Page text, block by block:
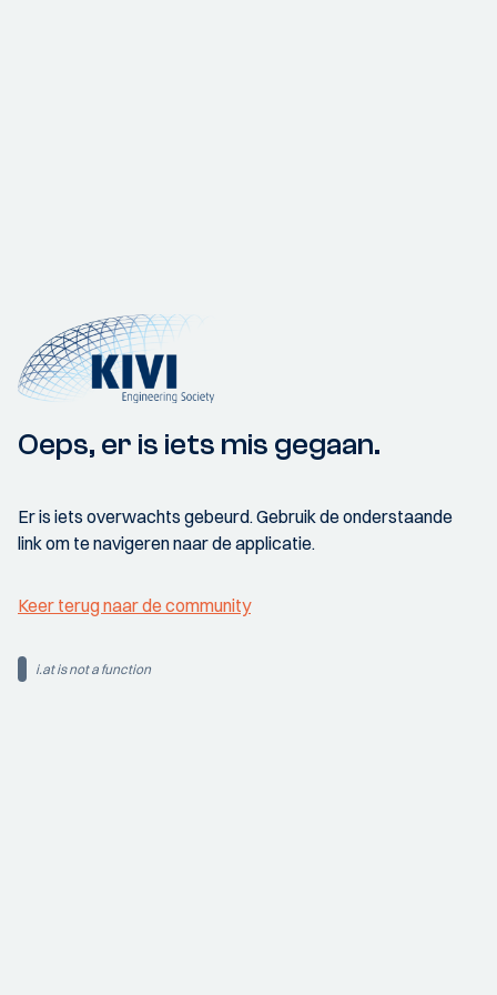
Oeps, er is iets mis gegaan.
Er is iets overwachts gebeurd. Gebruik de onderstaande
link om te navigeren naar de applicatie.
Keer terug naar de community
i.at is not a function